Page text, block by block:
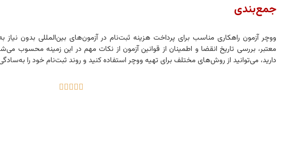
جمع‌بندی
ووچر آزمون راهکاری مناسب برای پرداخت هزینه ثبت‌نام در آزمون‌های بین‌المللی بدون نیاز
معتبر، بررسی تاریخ انقضا و اطمینان از قوانین آزمون از نکات مهم در این زمینه محسوب
دارید، می‌توانید از روش‌های مختلف برای تهیه ووچر استفاده کنید و روند ثبت‌نام خود را